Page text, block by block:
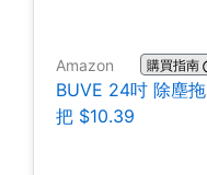
Amazon 購買指南
BUVE 24吋 除塵拖
把 $10.39